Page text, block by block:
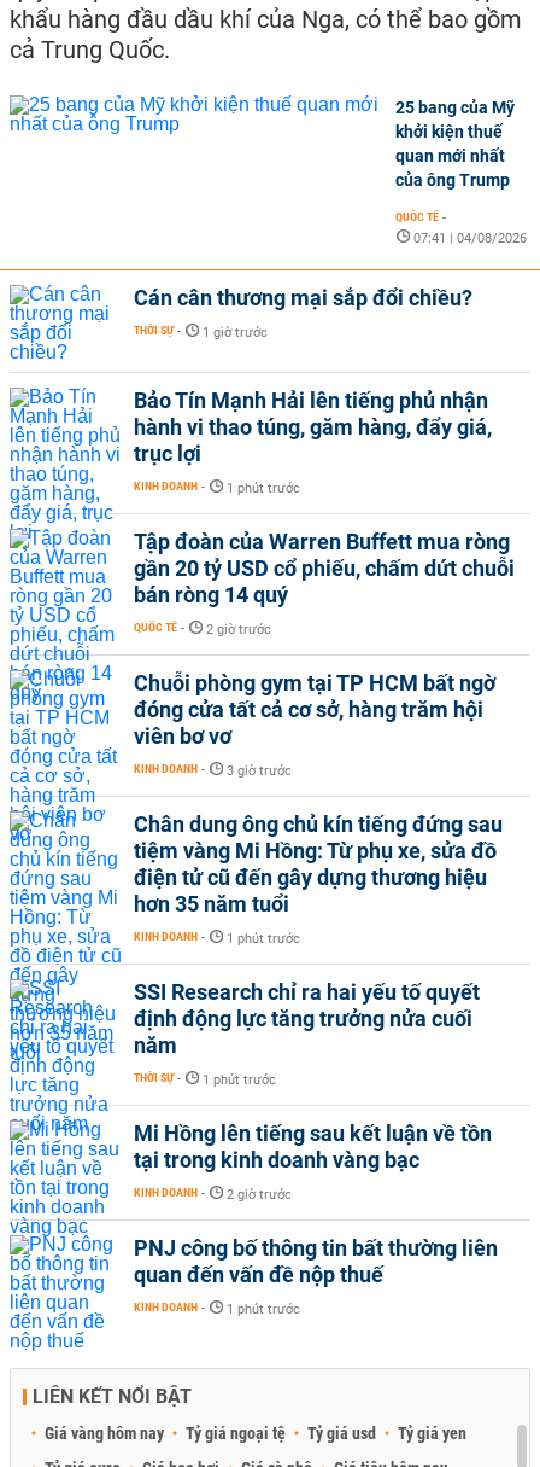
khẩu hàng đầu dầu khí của Nga, có thể bao gồm
cả Trung Quốc.
25 bang của Mỹ
khởi kiện thuế
quan mới nhất
của ông Trump
QUỐC TẾ -
07:41 | 04/08/2026
Cán cân thương mại sắp đổi chiều?
THỜI SỰ - 1 giờ trước
Bảo Tín Mạnh Hải lên tiếng phủ nhận
hành vi thao túng, găm hàng, đẩy giá,
trục lợi
KINH DOANH - 1 phút trước
Tập đoàn của Warren Buffett mua ròng
gần 20 tỷ USD cổ phiếu, chấm dứt chuỗi
bán ròng 14 quý
QUỐC TẾ - 2 giờ trước
Chuỗi phòng gym tại TP HCM bất ngờ
đóng cửa tất cả cơ sở, hàng trăm hội
viên bơ vơ
KINH DOANH - 3 giờ trước
Chân dung ông chủ kín tiếng đứng sau
tiệm vàng Mi Hồng: Từ phụ xe, sửa đồ
điện tử cũ đến gây dựng thương hiệu
hơn 35 năm tuổi
KINH DOANH - 1 phút trước
SSI Research chỉ ra hai yếu tố quyết
định động lực tăng trưởng nửa cuối
năm
THỜI SỰ - 1 phút trước
Mi Hồng lên tiếng sau kết luận về tồn
tại trong kinh doanh vàng bạc
KINH DOANH - 2 giờ trước
PNJ công bố thông tin bất thường liên
quan đến vấn đề nộp thuế
KINH DOANH - 1 phút trước
LIÊN KẾT NỔI BẬT
Giá vàng hôm nay Tỷ giá ngoại tệ Tỷ giá usd
Tỷ giá yen